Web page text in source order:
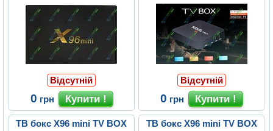
Відсутній
0 грн
Відсутній
0 грн
ТВ бокс X96 mini TV BOX
ТВ бокс X96 mini TV BOX